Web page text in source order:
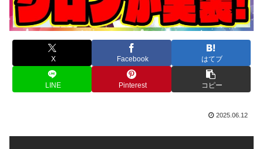
X Facebook はてブ
LINE Pinterest コピー
2025.06.12